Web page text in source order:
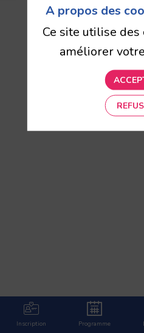
Inscription Programme
A propos des
Ce site utilise des
améliorer